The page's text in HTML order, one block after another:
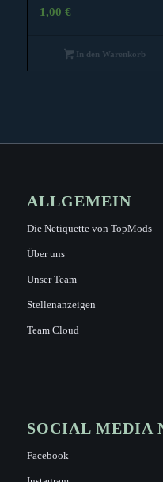
1,00 €
In den Warenkorb
ALLGEMEIN
Die Netiquette von TopMods
Über uns
Unser Team
Stellenanzeigen
Team Cloud
SOCIAL MEDIA
Facebook